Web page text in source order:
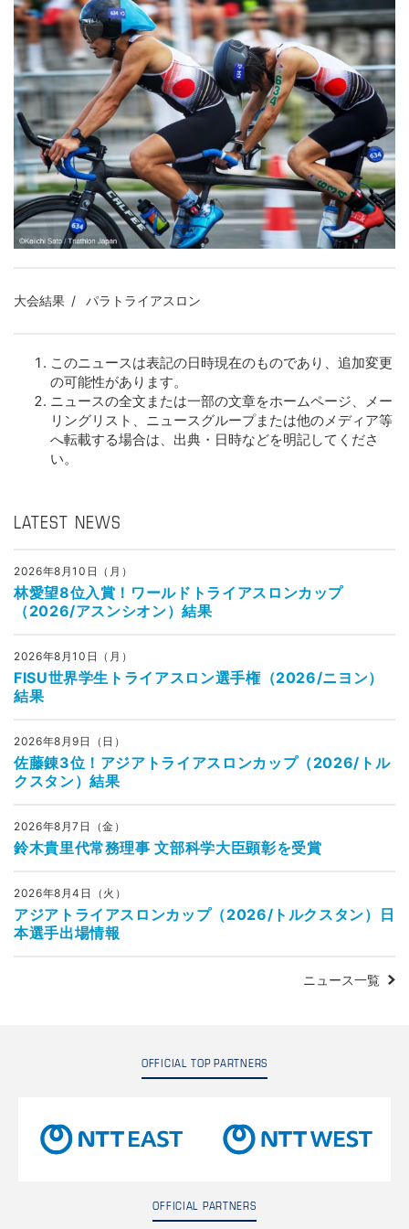
大会結果 パラトライアスロン
このニュースは表記の日時現在のものであり、追加変更
の可能性があります。
ニュースの全文または一部の文章をホームページ、メー
リングリスト、ニュースグループまたは他のメディア等
へ転載する場合は、出典・日時などを明記してくださ
い。
LATEST NEWS
2026年8月10日（月）
林愛望8位入賞！ワールドトライアスロンカップ
（2026/アスンシオン）結果
2026年8月10日（月）
FISU世界学生トライアスロン選手権（2026/ニヨン）
結果
2026年8月9日（日）
佐藤錬3位！アジアトライアスロンカップ（2026/トル
クスタン）結果
2026年8月7日（金）
鈴木貴里代常務理事 文部科学大臣顕彰を受賞
2026年8月4日（火）
アジアトライアスロンカップ（2026/トルクスタン）日
本選手出場情報
ニュース一覧
OFFICIAL TOP PARTNERS
OFFICIAL PARTNERS